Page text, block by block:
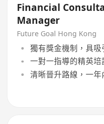
Financial
Manager
Future Goal Hong Kong
獨有獎金機制，具
一對一指導的精英
清晰晉升路線，一